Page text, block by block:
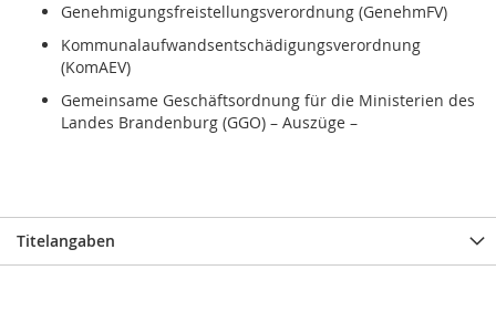
Genehmigungsfreistellungsverordnung (GenehmFV)
Kommunalaufwandsentschädigungsverordnung
(KomAEV)
Gemeinsame Geschäftsordnung für die Ministerien des
Landes Brandenburg (GGO) – Auszüge –
Titelangaben